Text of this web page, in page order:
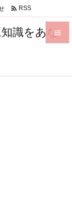
識をあな


 RSS